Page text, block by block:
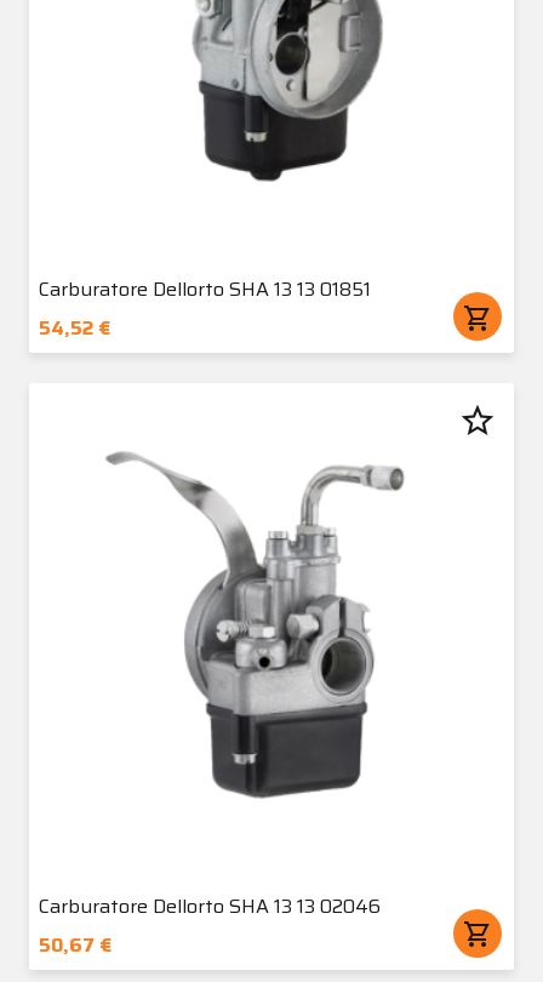
Carburatore Dellorto SHA 13 13 01851
54,52 €
shopping_cart
Carburatore Dellorto SHA 13 13 02046
50,67 €
shopping_cart
star_border